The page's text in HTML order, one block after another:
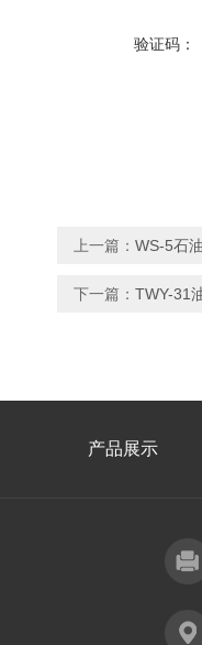
验证码：
上一篇： WS-5石
下一篇： TWY-31
产品展示